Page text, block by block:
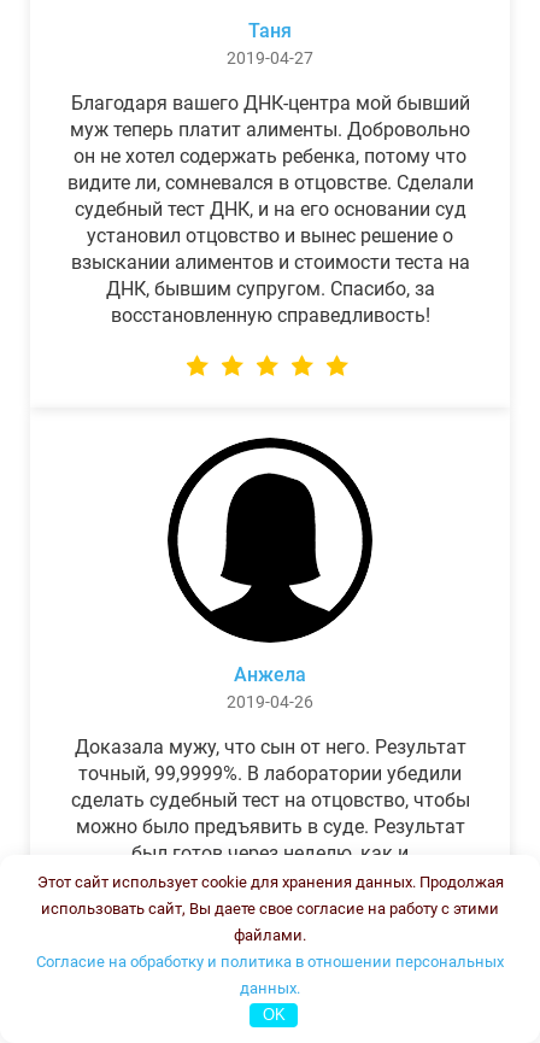
Таня
2019-04-27
Благодаря вашего ДНК-центра мой бывший
муж теперь платит алименты. Добровольно
он не хотел содержать ребенка, потому что
видите ли, сомневался в отцовстве. Сделали
судебный тест ДНК, и на его основании суд
установил отцовство и вынес решение о
взыскании алиментов и стоимости теста на
ДНК, бывшим супругом. Спасибо, за
восстановленную справедливость!
Анжела
2019-04-26
Доказала мужу, что сын от него. Результат
точный, 99,9999%. В лаборатории убедили
сделать судебный тест на отцовство, чтобы
можно было предъявить в суде. Результат
был готов через неделю, как и
обещали.Теперь муж бегает и извиняется.
Этот сайт использует cookie для хранения данных. Продолжая
использовать сайт, Вы даете свое согласие на работу с этими
файлами.
Согласие на обработку и политика в отношении персональных
данных.
OK